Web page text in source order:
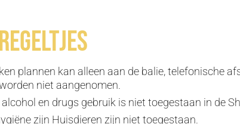
plannen kan alleen aan de balie, telefonische
niet aangenomen.
alcohol en drugs gebruik is niet toegestaan in de
zijn Huisdieren zijn niet toegestaan.